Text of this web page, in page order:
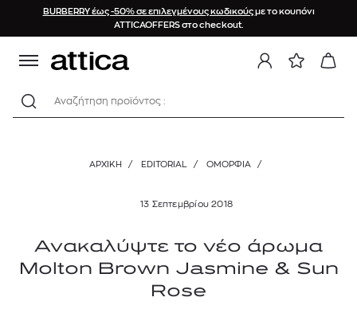
BURBERRY έως -50% σε επιλεγμένους κωδικούςμε το κουπόνι
ATTICAOFFERS στο checkout.
Αναζήτηση προϊόντος :
ΑΡΧΙΚΉ / EDITORIAL / ΟΜΟΡΦΙΑ /
13 Σεπτεμβρίου 2018
Ανακαλύψτε το νέο άρωμα
Molton Brown Jasmine & Sun
Rose